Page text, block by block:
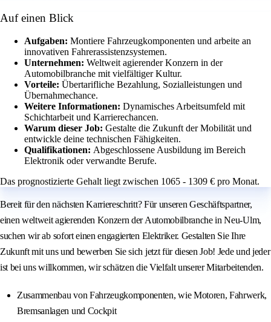
Auf einen Blick
Aufgaben: Montiere Fahrzeugkomponenten und arbeite an
innovativen Fahrerassistenzsystemen.
Unternehmen: Weltweit agierender Konzern in der
Automobilbranche mit vielfältiger Kultur.
Vorteile: Übertarifliche Bezahlung, Sozialleistungen und
Übernahmechance.
Weitere Informationen: Dynamisches Arbeitsumfeld mit
Schichtarbeit und Karrierechancen.
Warum dieser Job: Gestalte die Zukunft der Mobilität und
entwickle deine technischen Fähigkeiten.
Qualifikationen: Abgeschlossene Ausbildung im Bereich
Elektronik oder verwandte Berufe.
Das prognostizierte Gehalt liegt zwischen 1065 - 1309 € pro Monat.
Bereit für den nächsten Karriereschritt? Für unseren Geschäftspartner,
einen weltweit agierenden Konzern der Automobilbranche in Neu-Ulm,
suchen wir ab sofort einen engagierten Elektriker. Gestalten Sie Ihre
Zukunft mit uns und bewerben Sie sich jetzt für diesen Job! Jede und jeder
ist bei uns willkommen, wir schätzen die Vielfalt unserer Mitarbeitenden.
Zusammenbau von Fahrzeugkomponenten, wie Motoren, Fahrwerk,
Bremsanlagen und Cockpit